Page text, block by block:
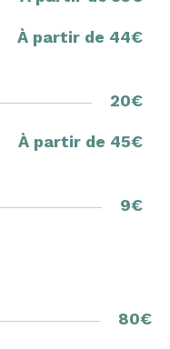
À partir de 44€
20€
À partir de 45€
9€
80€